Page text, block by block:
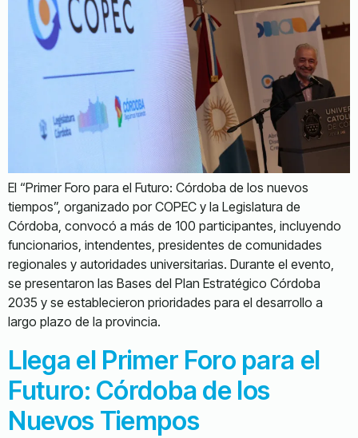
El “Primer Foro para el Futuro: Córdoba de los nuevos
tiempos”, organizado por COPEC y la Legislatura de
Córdoba, convocó a más de 100 participantes, incluyendo
funcionarios, intendentes, presidentes de comunidades
regionales y autoridades universitarias. Durante el evento,
se presentaron las Bases del Plan Estratégico Córdoba
2035 y se establecieron prioridades para el desarrollo a
largo plazo de la provincia.
Llega el Primer Foro para el
Futuro: Córdoba de los
Nuevos Tiempos